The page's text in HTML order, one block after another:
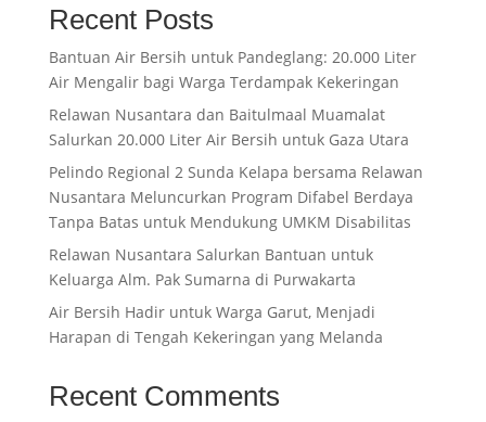
Recent Posts
Bantuan Air Bersih untuk Pandeglang: 20.000 Liter
Air Mengalir bagi Warga Terdampak Kekeringan
Relawan Nusantara dan Baitulmaal Muamalat
Salurkan 20.000 Liter Air Bersih untuk Gaza Utara
Pelindo Regional 2 Sunda Kelapa bersama Relawan
Nusantara Meluncurkan Program Difabel Berdaya
Tanpa Batas untuk Mendukung UMKM Disabilitas
Relawan Nusantara Salurkan Bantuan untuk
Keluarga Alm. Pak Sumarna di Purwakarta
Air Bersih Hadir untuk Warga Garut, Menjadi
Harapan di Tengah Kekeringan yang Melanda
Recent Comments